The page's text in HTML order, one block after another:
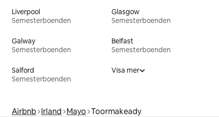
Liverpool
Semesterboenden
Glasgow
Semesterboenden
Galway
Semesterboenden
Belfast
Semesterboenden
Salford
Semesterboenden
Visa mer
Airbnb Irland Mayo Toormakeady